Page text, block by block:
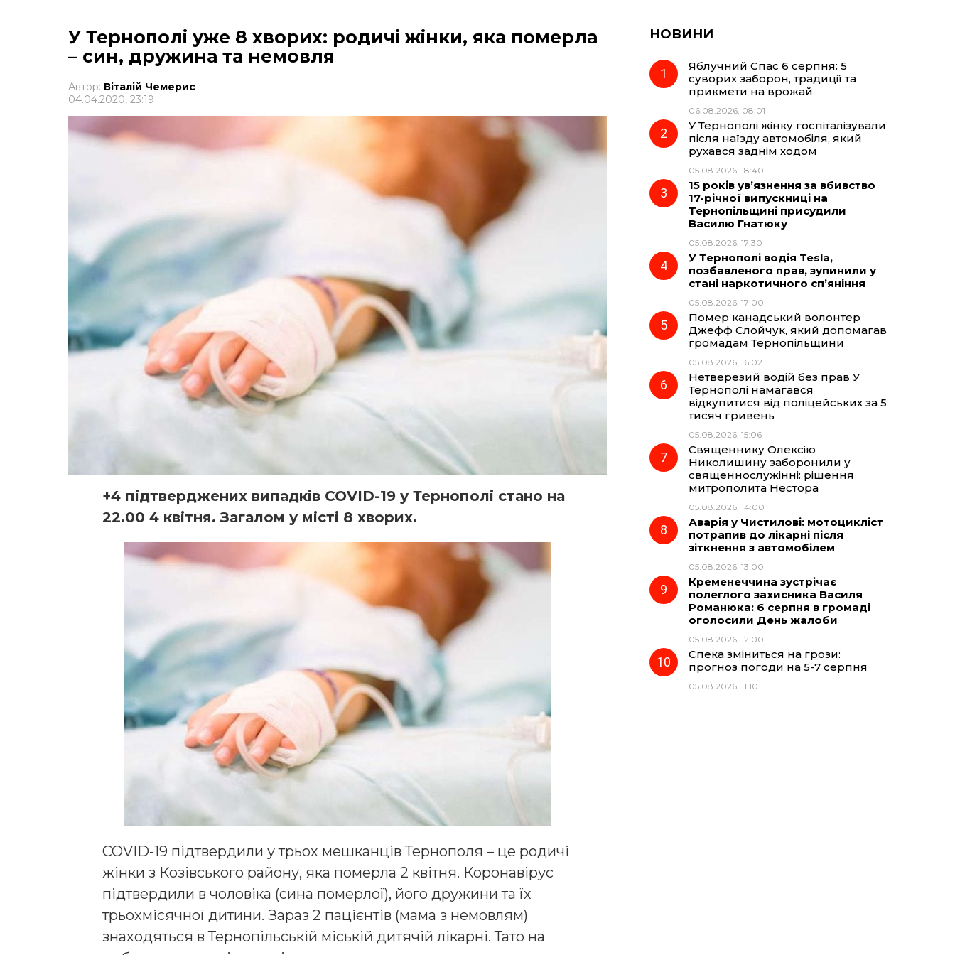
У Тернополі уже 8 хворих: родичі жінки, яка померла
– син, дружина та немовля
Автор: Віталій Чемерис
04.04.2020, 23:19
+4 підтверджених випадків COVID-19 у Тернополі стано на
22.00 4 квітня. Загалом у місті 8 хворих.
COVID-19 підтвердили у трьох мешканців Тернополя – це родичі
жінки з Козівського району, яка померла 2 квітня. Коронавірус
підтвердили в чоловіка (сина померлої), його дружини та їх
трьохмісячної дитини. Зараз 2 пацієнтів (мама з немовлям)
знаходяться в Тернопільській міській дитячій лікарні. Тато на
НОВИНИ
Яблучний Спас 6 серпня: 5
суворих заборон, традиції та
прикмети на врожай
06.08.2026, 08:01
У Тернополі жінку госпіталізували
після наїзду автомобіля, який
рухався заднім ходом
05.08.2026, 18:40
15 років ув’язнення за вбивство
17-річної випускниці на
Тернопільщині присудили
Василю Гнатюку
05.08.2026, 17:30
У Тернополі водія Tesla,
позбавленого прав, зупинили у
стані наркотичного сп’яніння
05.08.2026, 17:00
Помер канадський волонтер
Джефф Слойчук, який допомагав
громадам Тернопільщини
05.08.2026, 16:02
Нетверезий водій без прав У
Тернополі намагався
відкупитися від поліцейських за 5
тисяч гривень
05.08.2026, 15:06
Священнику Олексію
Николишину заборонили у
священнослужінні: рішення
митрополита Нестора
05.08.2026, 14:00
Аварія у Чистилові: мотоцикліст
потрапив до лікарні після
зіткнення з автомобілем
05.08.2026, 13:00
Кременеччина зустрічає
полеглого захисника Василя
Романюка: 6 серпня в громаді
оголосили День жалоби
05.08.2026, 12:00
Спека зміниться на грози:
прогноз погоди на 5-7 серпня
05.08.2026, 11:10